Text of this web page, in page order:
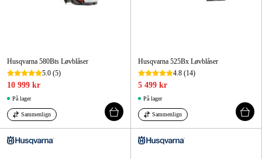
Husqvarna 580Bts Løvblåser
5.0 (5)
10 999 kr
På lager
Sammenlign
Husqvarna 525Bx Løvblåser
4.8 (14)
5 499 kr
På lager
Sammenlign